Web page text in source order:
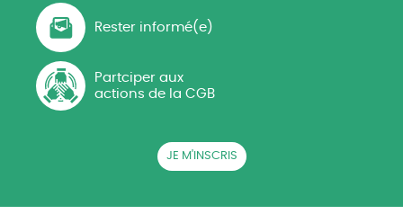
Rester informé(e)
Partciper aux
actions de la CGB
JE M'INSCRIS